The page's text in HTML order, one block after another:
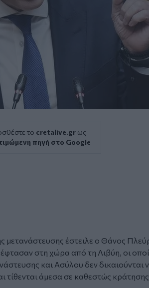
το cretalive.gr ως
πηγή στο Google
μετανάστευσης έστειλε ο Θάνος
στη χώρα από τη Λιβύη, οι
και Ασύλου δεν δικαιούνται
τίθενται άμεσα σε καθεστώς κράτησης